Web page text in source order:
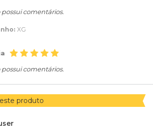
comentários.
XG
comentários.
produto